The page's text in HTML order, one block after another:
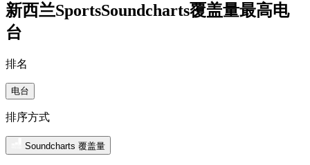
新西兰SportsSoundcharts覆盖量最高电
台
排名
电台
排序方式
Soundcharts 覆盖量